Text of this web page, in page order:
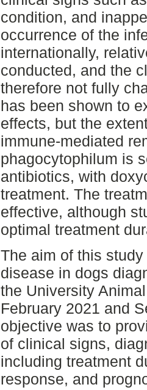
condition, and
occurrence of the
internationally,
conducted, and the
therefore not fully
has been shown to
effects, but the
immune-mediated
phagocytophilum is
antibiotics, with
treatment. The
effective, although
optimal treatment
The aim of this
disease in dogs
the University
February 2021 and
objective was to
of clinical signs,
including treatment
response, and